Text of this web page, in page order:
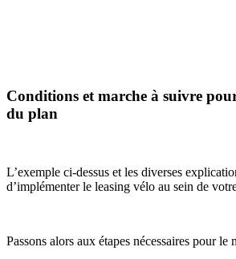
Conditions et marche à suivre
du plan
L’exemple ci-dessus et les diverses
d’implémenter le leasing vélo au sein de
Passons alors aux étapes nécessaires pour le